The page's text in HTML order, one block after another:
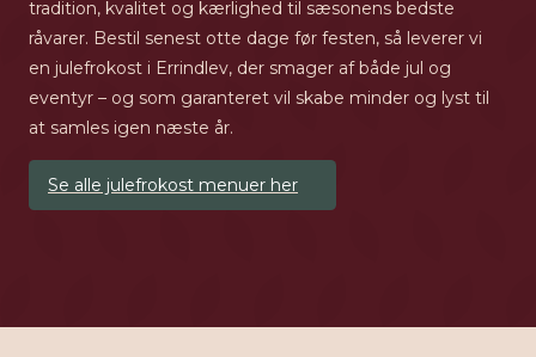
tradition, kvalitet og kærlighed til sæsonens bedste
råvarer. Bestil senest otte dage før festen, så leverer vi
en julefrokost i Errindlev, der smager af både jul og
eventyr – og som garanteret vil skabe minder og lyst til
at samles igen næste år.
Se alle julefrokost menuer her